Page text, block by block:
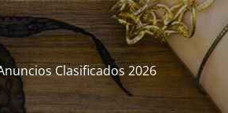
Clasificados 2026